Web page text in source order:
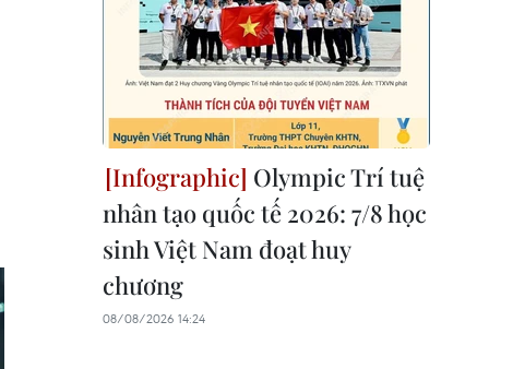
Olympic Trí tuệ
nhân tạo quốc tế 2026: 7/8 học
sinh Việt Nam đoạt huy
chương
08/08/2026 14:24